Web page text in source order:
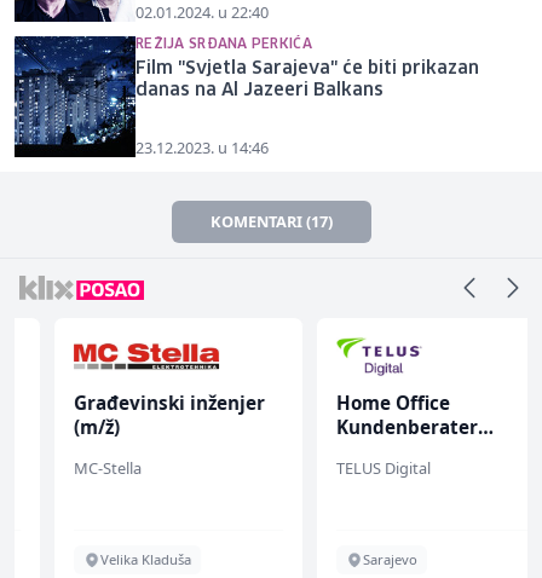
02.01.2024. u 22:40
REŽIJA SRĐANA PERKIĆA
Film "Svjetla Sarajeva" će biti prikazan
danas na Al Jazeeri Balkans
23.12.2023. u 14:46
KOMENTARI (17)
Građevinski inženjer
(m/ž)
MC-Stella
Velika Kladuša
Home Office
Kundenberater
renommiertes
TELUS Digital
Sarajevo